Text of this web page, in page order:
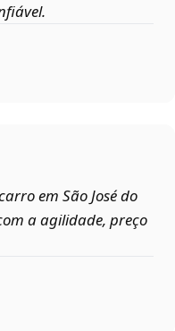
em São José do
a agilidade, preço